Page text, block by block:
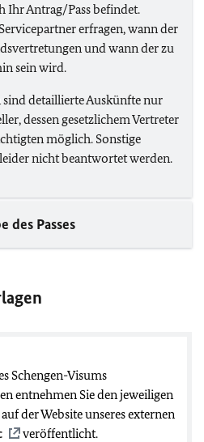
Ihr Antrag/Pass befindet.
erfragen, wann der
und wann der zu
sein wird.
detaillierte Auskünfte nur
dessen gesetzlichem Vertreter
möglich. Sonstige
nicht beantwortet werden.
des Passes
Schengen-Visums
entnehmen Sie den jeweiligen
der Website unseres externen
veröffentlicht.